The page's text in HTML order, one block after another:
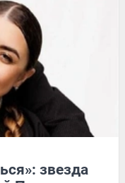
звезда